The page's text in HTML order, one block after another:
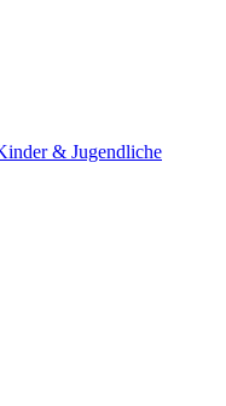
& Jugendliche